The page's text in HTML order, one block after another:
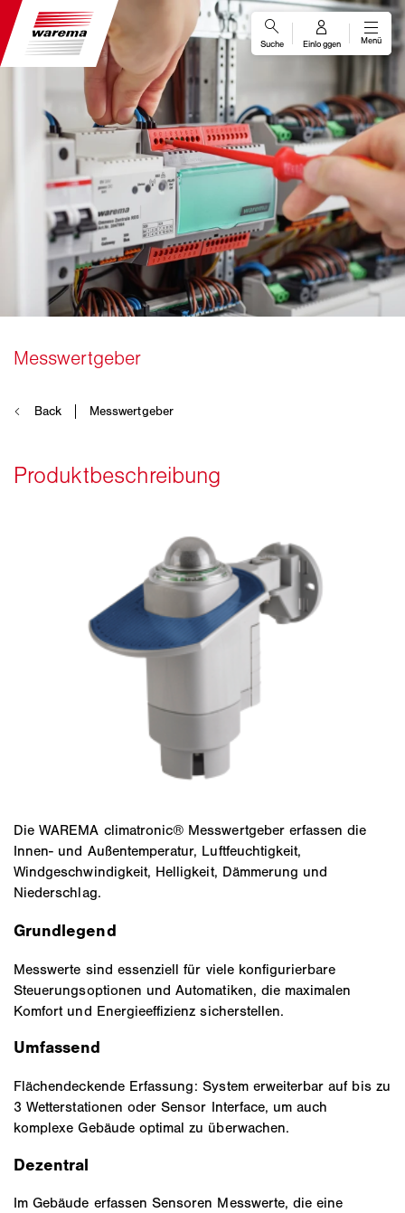
Die WAREMA climatronic® Messwertgeber erfassen die
Innen- und Außentemperatur, Luftfeuchtigkeit,
Windgeschwindigkeit, Helligkeit, Dämmerung und
Niederschlag.
Grundlegend
Messwerte sind essenziell für viele konfigurierbare
Steuerungsoptionen und Automatiken, die maximalen
Komfort und Energieeffizienz sicherstellen.
Umfassend
Flächendeckende Erfassung: System erweiterbar auf bis zu
3 Wetterstationen oder Sensor Interface, um auch
komplexe Gebäude optimal zu überwachen.
Dezentral
Im Gebäude erfassen Sensoren Messwerte, die eine